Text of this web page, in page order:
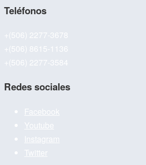
Teléfonos
+(506) 2277-3678
+(506) 8615-1136
+(506) 2277-3584
Redes sociales
Facebook
Youtube
Instagram
Twitter